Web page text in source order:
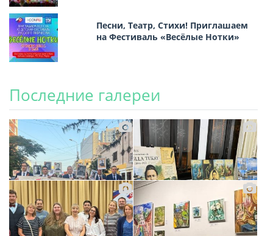
Песни, Театр, Стихи! Приглашаем
на Фестиваль «Весёлые Нотки»
Последние галереи